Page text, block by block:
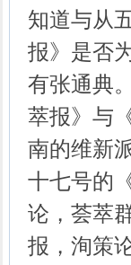
知道与从
报》是否
有张通典
萃报》与
南的维新
十七号的
论，荟萃
报，洵策